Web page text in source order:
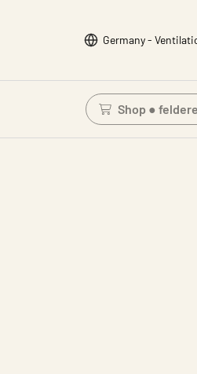
Wähle Sprache
Germany -
Shop ●